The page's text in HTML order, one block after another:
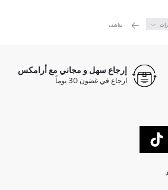
مناشف
إرجاع سهل و مجاني مع أرامكس
ارجاع في غضون 30 يوماً